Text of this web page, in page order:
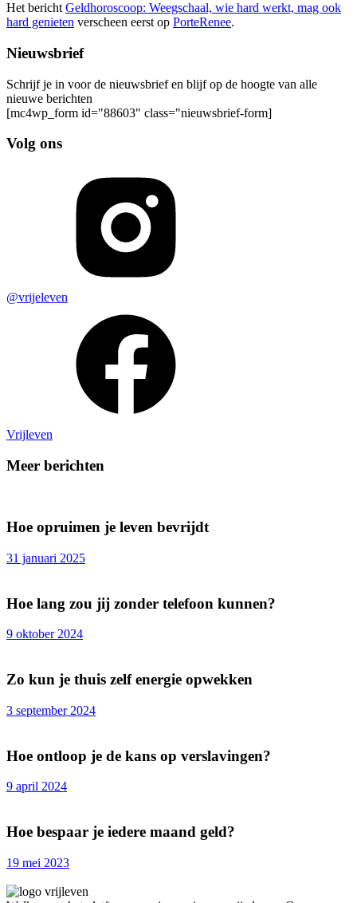
Het bericht Geldhoroscoop: Weegschaal, wie hard werkt, mag ook
hard genieten verscheen eerst op PorteRenee.
Nieuwsbrief
Schrijf je in voor de nieuwsbrief en blijf op de hoogte van alle
nieuwe berichten
[mc4wp_form id="88603" class="nieuwsbrief-form]
Volg ons
@vrijeleven
Vrijleven
Meer berichten
Hoe opruimen je leven bevrijdt
31 januari 2025
Hoe lang zou jij zonder telefoon kunnen?
9 oktober 2024
Zo kun je thuis zelf energie opwekken
3 september 2024
Hoe ontloop je de kans op verslavingen?
9 april 2024
Hoe bespaar je iedere maand geld?
19 mei 2023